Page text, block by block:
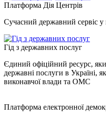
Платформа Дія Центрів
Сучасний державний сервіс
Гід з державних послуг
Єдиний офіційний ресурс,
державні послуги в Україні,
виконавчої влади та ОМС
Платформа електронної